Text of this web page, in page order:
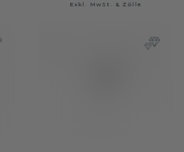
Exkl. MwSt. & Zölle